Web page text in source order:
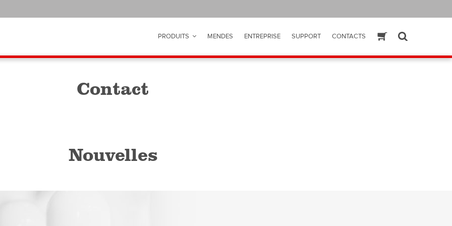
PRODUITS MENDES ENTREPRISE SUPPORT CONTACTSESHOP
Contact
Nouvelles